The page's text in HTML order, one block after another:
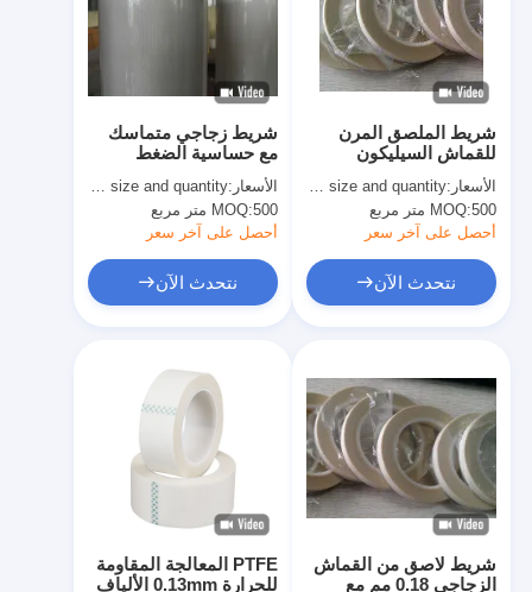
منتجات
معلومات عنا
جولة في المعمل
شريط زجاجي متماسك
مع حساسية الضغط
الأسعار:quoted as per size and quantity
MOQ:500 متر مربع
أحصل على آخر سعر
نتحدث الآن
شريط الملصق المرن
للقماش السيليكون
الصمغ الزجاجي الشريط
العازل
الأسعار:quoted as per size and quantity
MOQ:500 متر مربع
أحصل على آخر سعر
نتحدث الآن
PTFE المعالجة المقاومة
للحرارة 0.13mm الألياف
شريط لاصق من القماش
الزجاجي 0.18 مم مع